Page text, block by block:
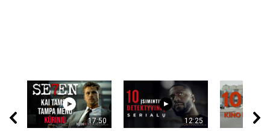
17:50 12:25